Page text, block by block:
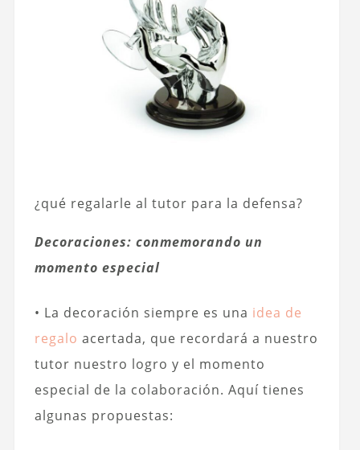
¿qué regalarle al tutor para la defensa?
Decoraciones: conmemorando un
momento especial
• La decoración siempre es una idea de
regalo acertada, que recordará a nuestro
tutor nuestro logro y el momento
especial de la colaboración. Aquí tienes
algunas propuestas: